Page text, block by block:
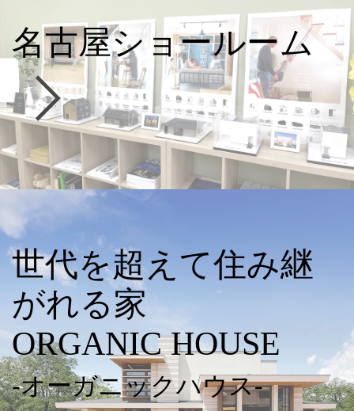
名古屋ショールーム
世代を超えて住み継
がれる家
ORGANIC HOUSE
-オーガニックハウス-